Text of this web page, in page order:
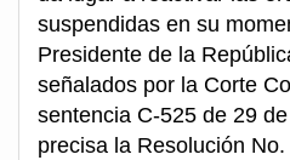
suspendidas en su
Presidente de la
señalados por la Corte
sentencia C-525 de 29
precisa la Resolución